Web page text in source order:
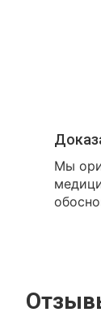
Мы